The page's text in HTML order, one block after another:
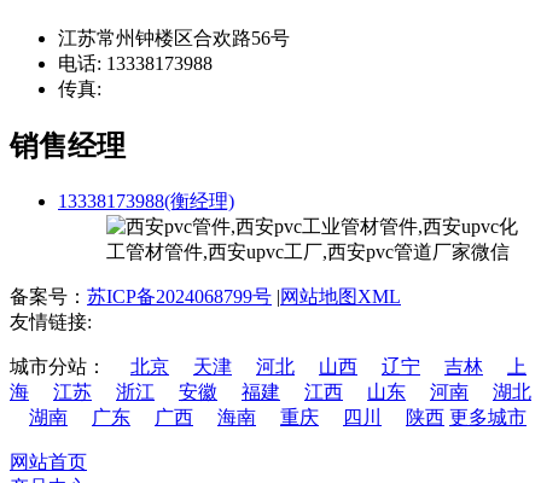
江苏常州钟楼区合欢路56号
电话: 13338173988
传真:
销售经理
13338173988(衡经理)
备案号： 苏ICP备2024068799号 |网站地图XML
友情链接:
城市分站： 北京 天津 河北 山西 辽宁 吉林
上
海
江苏 浙江 安徽 福建 江西 山东 河南
湖北
湖南
广东 广西 海南 重庆 四川 陕西 更多城市
网站首页